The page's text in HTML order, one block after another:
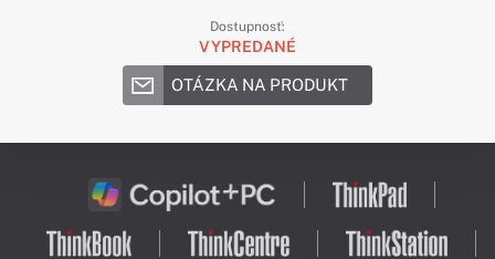
Dostupnosť:
VYPREDANÉ
OTÁZKA NA PRODUKT